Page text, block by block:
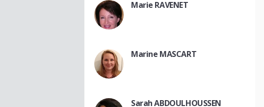
Marie RAVENET
Marine MASCART
Sarah ABDOULHOUSSEN